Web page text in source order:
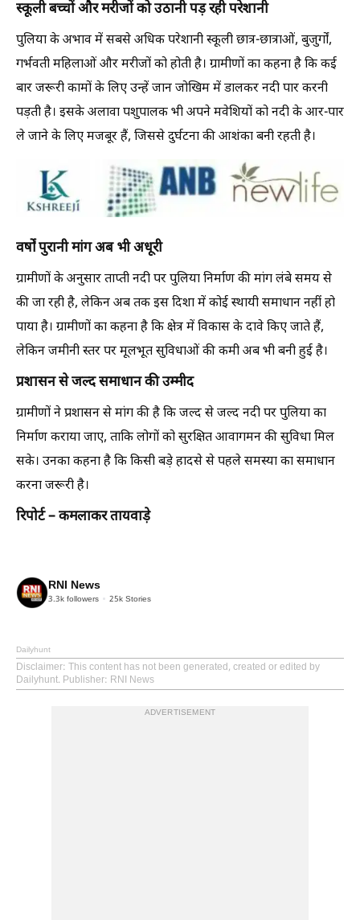
स्कूली बच्चों और मरीजों को उठानी पड़ रही परेशानी
पुलिया के अभाव में सबसे अधिक परेशानी स्कूली छात्र-छात्राओं, बुजुर्गों,
गर्भवती महिलाओं और मरीजों को होती है। ग्रामीणों का कहना है कि कई
बार जरूरी कामों के लिए उन्हें जान जोखिम में डालकर नदी पार करनी
पड़ती है। इसके अलावा पशुपालक भी अपने मवेशियों को नदी के आर-पार
ले जाने के लिए मजबूर हैं, जिससे दुर्घटना की आशंका बनी रहती है।
वर्षों पुरानी मांग अब भी अधूरी
ग्रामीणों के अनुसार ताप्ती नदी पर पुलिया निर्माण की मांग लंबे समय से
की जा रही है, लेकिन अब तक इस दिशा में कोई स्थायी समाधान नहीं हो
पाया है। ग्रामीणों का कहना है कि क्षेत्र में विकास के दावे किए जाते हैं,
लेकिन जमीनी स्तर पर मूलभूत सुविधाओं की कमी अब भी बनी हुई है।
प्रशासन से जल्द समाधान की उम्मीद
ग्रामीणों ने प्रशासन से मांग की है कि जल्द से जल्द नदी पर पुलिया का
निर्माण कराया जाए, ताकि लोगों को सुरक्षित आवागमन की सुविधा मिल
सके। उनका कहना है कि किसी बड़े हादसे से पहले समस्या का समाधान
करना जरूरी है।
रिपोर्ट – कमलाकर तायवाड़े
RNI News
3.3k followers 25k Stories
Dailyhunt
Disclaimer: This content has not been generated, created or edited by
Dailyhunt. Publisher: RNI News
ADVERTISEMENT